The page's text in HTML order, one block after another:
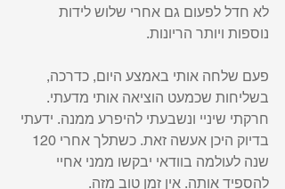
לא חדל לפעום גם אחרי שלוש לידות
נוספות ויותר הריונות.
פעם שלחה אותי באמצע היום, כדרכה,
בשליחות שכמעט הוציאה אותי מדעתי.
חרקתי שיניי ונשבעתי להיפרע ממנה. ידעתי
שנה לעולמה בוודאי יבקשו ממני אחיי
להספיד אותה. אין זמן טוב מזה.